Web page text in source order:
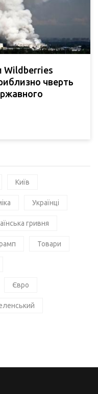
Wildberries
чверть
Київ
Українці
гривня
Товари
Євро